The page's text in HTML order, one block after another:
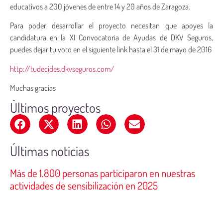
educativos a 200 jóvenes de entre 14 y 20 años de Zaragoza.
Para poder desarrollar el proyecto necesitan que apoyes la
candidatura en la XI Convocatoria de Ayudas de DKV Seguros,
puedes dejar tu voto en el siguiente link hasta el 31 de mayo de 2016
http://tudecides.dkvseguros.com/
Muchas gracias
Últimos proyectos
Últimas noticias
Más de 1.800 personas participaron en nuestras
actividades de sensibilización en 2025